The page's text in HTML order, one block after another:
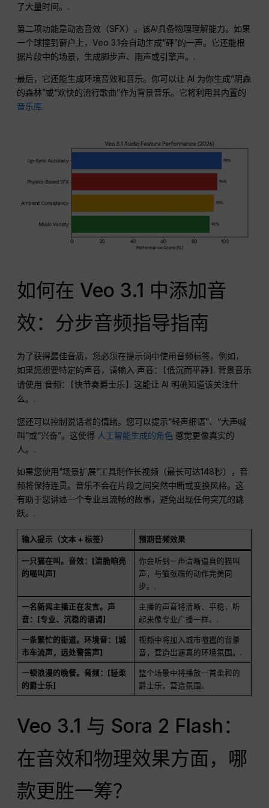
了大量时间。.
第二项功能是动态音效（SFX）。该AI具备物理理解能力。如果
一个球撞到窗户上，Veo 3.1会自动生成“砰”的一声。它还能根
据片段中的场景，生成脚步声、雨声或引擎声。.
最后，它还能生成环境音效和音乐。你可以让 AI 为你生成“阴森
的森林”或“欢快的流行歌曲”作为背景音乐。它将利用其内置的
音乐库.
如何在 Veo 3.1 中添加音
效：分步音频指导指南
为了获得最佳音质，您必须在提示词中使用音频标签。例如，
如果您想要特定的声音，请输入 声音：[低沉而平静] . 背景音乐
请使用 音频：[快节奏爵士乐] . 这能让 AI 明确知道该关注什
么。.
您还可以控制说话者的情绪。您可以提示“轻声细语”、“大声喊
叫”或“兴奋”。这使得 人工智能生成的角色 感觉更像真实的
人。.
如果您使用“场景扩展”工具制作长视频（最长可达148秒），音
频将保持连贯。音乐不会在片段之间突然中断或变换风格。这
有助于您讲述一个专业且流畅的故事，避免出现任何突兀的跳
跃。.
输入提示（文本 + 标签） 预期音频效果
一只猫在叫。音效：[清脆响亮
的喵叫声]
你会听到一声清晰逼真的猫叫
声，与猫张嘴的动作完美同
步。.
一名新闻主播正在发言。声
音：[专业、沉稳的语调]
主播的声音将清晰、平稳，听
起来像专业广播一样。.
一条繁忙的街道。环境音：[城
市车流声，远处警笛声]
视频中将加入城市喧嚣的背景
音，营造出逼真的环境氛围。.
一顿浪漫的晚餐。音频：[轻柔
的爵士乐]
整个场景中将播放一首柔和的
爵士乐，营造氛围。.
Veo 3.1 与 Sora 2 Flash：
在音效和物理效果方面，哪
款更胜一筹？